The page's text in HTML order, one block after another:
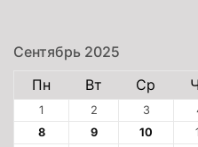
Сентябрь 2025
Пн
Вт Ср
1 2 3
8
9 10